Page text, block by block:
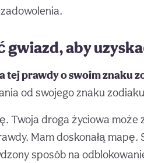
zadowolenia.
gwiazd, aby
tej prawdy o swoim znaku
od swojego znaku
Twoja droga życiowa
Mam doskonałą
sposób na